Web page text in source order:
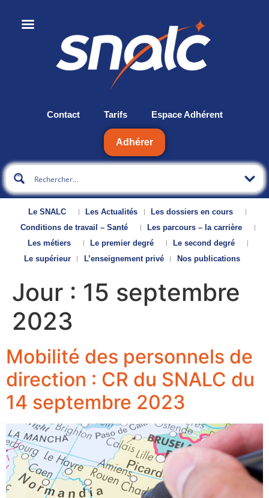
Contact Tarifs Espace Adhérent
Adhérer
Le SNALC Les Actualités
Les dossiers en cours
Conditions de travail – Santé
Les parcours – la carrière
Les métiers
Le premier degré
Le second degré
Le supérieur
L’enseignement privé Nos publications
Jour : 15 septembre
2023
Mobilité des personnels de
direction : CR du SNALC du
14 septembre 2023